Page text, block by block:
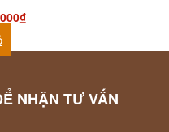
₫
NHẬN TƯ VẤN